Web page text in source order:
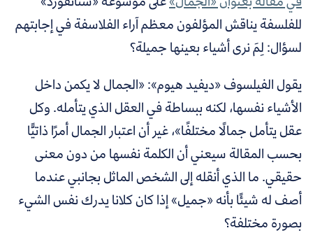
للفلسفة يناقش المؤلفون معظم آراء الفلاسفة في إجابتهم
لسؤال: لِمَ نرى أشياء بعينها جميلة؟
يقول الفيلسوف«ديفيد هيوم»
:
«الجمال لا يكمن داخل
الأشياء نفسها، لكنه ببساطة في العقل الذي يتأمله. وكل
عقل يتأمل جمالًا مختلفًا»،غير أن اعتبار الجمال أمرًا ذاتيًّا
بحسب المقالة سيعني أن الكلمة نفسها من دون معنى
حقيقي. ما الذي أنقله إلى الشخص الماثل بجانبي عندما
أصف له شيئًا بأنه«جميل»إذا كان كلانا يدرك نفس الشيء
بصورة مختلفة؟